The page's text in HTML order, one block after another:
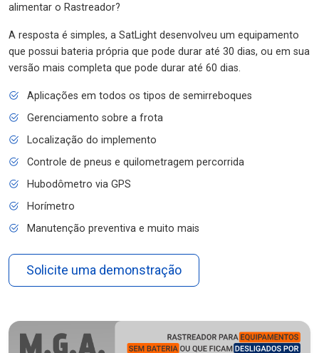
alimentar o Rastreador?
A resposta é simples, a SatLight desenvolveu um equipamento
que possui bateria própria que pode durar até 30 dias, ou em sua
versão mais completa que pode durar até 60 dias.
Aplicações em todos os tipos de semirreboques
Gerenciamento sobre a frota
Localização do implemento
Controle de pneus e quilometragem percorrida
Hubodômetro via GPS
Horímetro
Manutenção preventiva e muito mais
Solicite uma demonstração